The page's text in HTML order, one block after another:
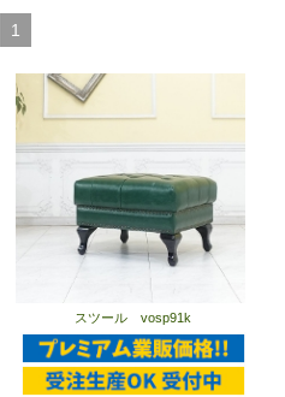
1
スツール vosp91k